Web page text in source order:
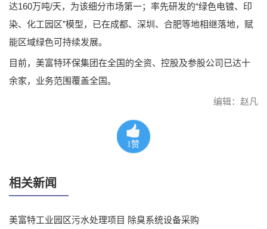
达160万吨/天，为该细分市场第一；率先研发的“绿色电镀、印
染、化工园区”模型，已在成都、深圳、合肥等地相继落地，赋
能区域绿色可持续发展。
目前，美富特环保集团在全国的全资、控股及参股公司已达十
余家，业务范围覆盖全国。
编辑：赵凡
1 赞
相关新闻
美富特工业园区污水处理项目 除臭系统设备采购